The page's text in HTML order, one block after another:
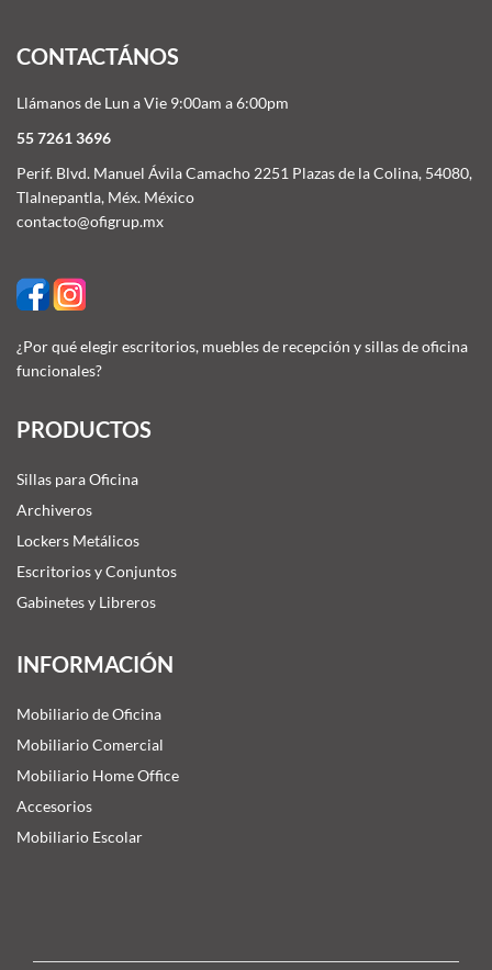
CONTACTÁNOS
Llámanos de Lun a Vie 9:00am a 6:00pm
55 7261 3696
Perif. Blvd. Manuel Ávila Camacho 2251 Plazas de la Colina, 54080,
Tlalnepantla, Méx. México
contacto@ofigrup.mx
¿Por qué elegir escritorios, muebles de recepción y sillas de oficina
funcionales?
PRODUCTOS
Sillas para Oficina
Archiveros
Lockers Metálicos
Escritorios y Conjuntos
Gabinetes y Libreros
INFORMACIÓN
Mobiliario de Oficina
Mobiliario Comercial
Mobiliario Home Office
Accesorios
Mobiliario Escolar